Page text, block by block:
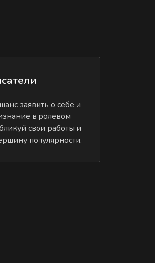
заявить о себе и
в ролевом
свои работы и
популярности.